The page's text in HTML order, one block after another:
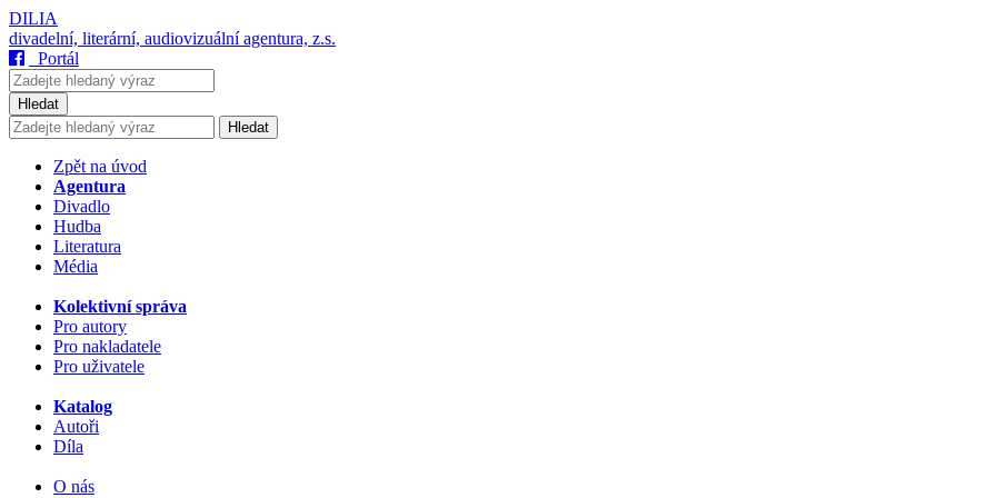
DILIA
divadelní, literární, audiovizuální agentura, z.s.
Portál
Hledat
Hledat
Zpět na úvod
Agentura
Divadlo
Hudba
Literatura
Média
Kolektivní správa
Pro autory
Pro nakladatele
Pro uživatele
Katalog
Autoři
Díla
O nás